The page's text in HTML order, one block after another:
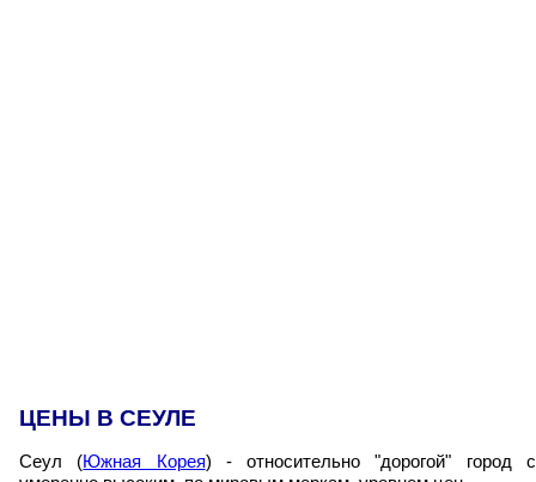
ЦЕНЫ В СЕУЛЕ
Сеул (Южная Корея) - относительно "дорогой" город с